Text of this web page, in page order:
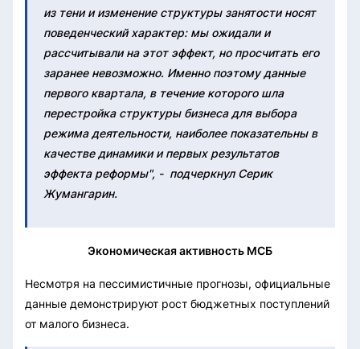
из тени и изменение структуры занятости носят
поведенческий характер: мы ожидали и
рассчитывали на этот эффект, но просчитать его
заранее невозможно. Именно поэтому данные
первого квартала, в течение которого шла
перестройка структуры бизнеса для выбора
режима деятельности, наиболее показательны в
качестве динамики и первых результатов
эффекта реформы", - подчеркнул Серик
Жумангарин.
Экономическая активность МСБ
Несмотря на пессимистичные прогнозы, официальные
данные демонстрируют рост бюджетных поступлений
от малого бизнеса.